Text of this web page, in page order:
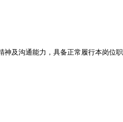
及沟通能力，具备正常履行本岗位职